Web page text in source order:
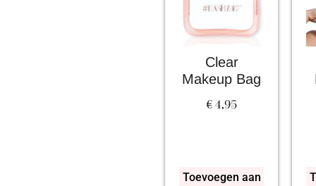
Clear
Makeup Bag
€4,95
Toevoegen aan